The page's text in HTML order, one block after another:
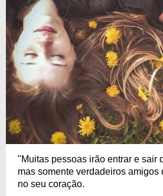
"Muitas pessoas irão entrar e sair
mas somente verdadeiros amigos
no seu coração.